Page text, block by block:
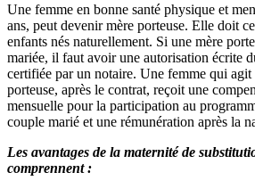
Une femme en bonne santé physique et
ans, peut devenir mère porteuse. Elle doit
enfants nés naturellement. Si une mère
mariée, il faut avoir une autorisation écrite
certifiée par un notaire. Une femme qui agit
porteuse, après le contrat, reçoit une
mensuelle pour la participation au
couple marié et une rémunération après la
Les avantages de la maternité de
comprennent :